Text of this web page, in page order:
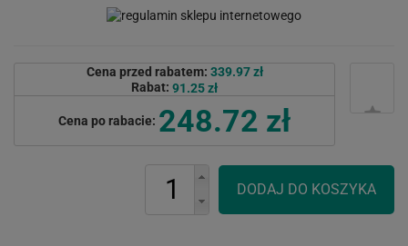
Cena przed rabatem: 339.97 zł
Rabat: 91.25 zł
Cena po rabacie: 248.72 zł